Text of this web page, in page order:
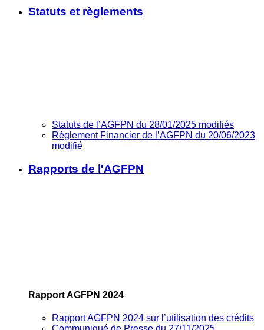
Statuts et règlements
Statuts de l’AGFPN du 28/01/2025 modifiés
Règlement Financier de l’AGFPN du 20/06/2023
modifié
Rapports de l'AGFPN
Rapport AGFPN 2024
Rapport AGFPN 2024 sur l’utilisation des crédits